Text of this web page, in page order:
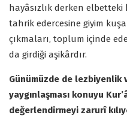
hayâsızlık derken elbetteki
tahrik edercesine giyim
çıkmaları, toplum içinde
da girdiği aşikârdır.
Günümüzde de
yaygınlaşması konuyu
değerlendirmeyi zarurî